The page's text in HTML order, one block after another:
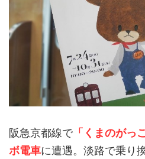
阪急京都線で「くまのがっ
ボ電車に遭遇。淡路で乗り